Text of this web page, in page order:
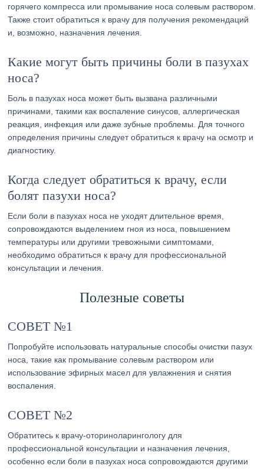
горячего компресса или промывание носа солевым раствором.
Также стоит обратиться к врачу для получения рекомендаций
и, возможно, назначения лечения.
Какие могут быть причины боли в пазухах
носа?
Боль в пазухах носа может быть вызвана различными
причинами, такими как воспаление синусов, аллергическая
реакция, инфекция или даже зубные проблемы. Для точного
определения причины следует обратиться к врачу на осмотр и
диагностику.
Когда следует обратиться к врачу, если
болят пазухи носа?
Если боли в пазухах носа не уходят длительное время,
сопровождаются выделением гноя из носа, повышением
температуры или другими тревожными симптомами,
необходимо обратиться к врачу для профессиональной
консультации и лечения.
Полезные советы
СОВЕТ №1
Попробуйте использовать натуральные способы очистки пазух
носа, такие как промывание солевым раствором или
использование эфирных масел для увлажнения и снятия
воспаления.
СОВЕТ №2
Обратитесь к врачу-оториноларингологу для
профессиональной консультации и назначения лечения,
особенно если боли в пазухах носа сопровождаются другими